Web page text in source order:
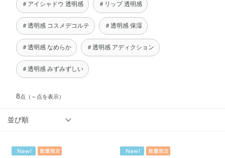
＃アイシャドウ 透明感 ＃リップ 透明感
＃透明感 コスメデコルテ ＃透明感 保湿
＃透明感 なめらか ＃透明感 アディクション
＃透明感 みずみずしい
8点 （～点を表示）
並び順